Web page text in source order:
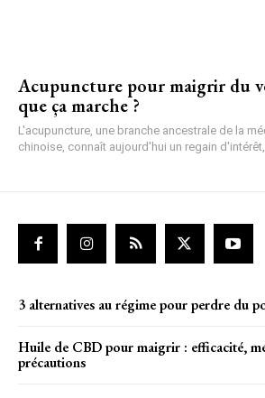
Acupuncture pour maigrir du
que ça marche ?
L'acupuncture, une branche ancestrale de la
chinoise, connaît aujourd'hui un regain d'intérêt,
3 alternatives au régime pour perdre du
Huile de CBD pour maigrir : efficacité,
précautions